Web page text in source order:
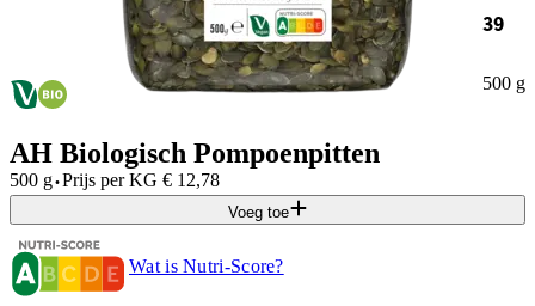
39
500 g
AH Biologisch Pompoenpitten
500 g·Prijs per KG € 12,78
Voeg toe
Wat is Nutri-Score?